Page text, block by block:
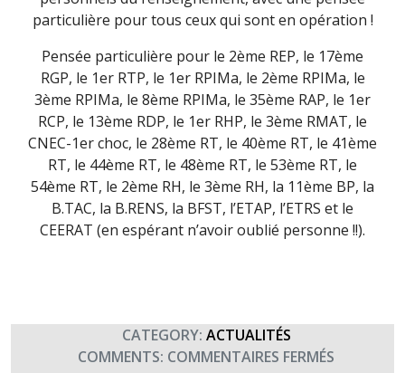
particulière pour tous ceux qui sont en opération !
Pensée particulière pour le 2ème REP, le 17ème
RGP, le 1er RTP, le 1er RPIMa, le 2ème RPIMa, le
3ème RPIMa, le 8ème RPIMa, le 35ème RAP, le 1er
RCP, le 13ème RDP, le 1er RHP, le 3ème RMAT, le
CNEC-1er choc, le 28ème RT, le 40ème RT, le 41ème
RT, le 44ème RT, le 48ème RT, le 53ème RT, le
54ème RT, le 2ème RH, le 3ème RH, la 11ème BP, la
B.TAC, la B.RENS, la BFST, l’ETAP, l’ETRS et le
CEERAT (en espérant n’avoir oublié personne !!).
CATEGORY: ACTUALITÉS
COMMENTS: COMMENTAIRES FERMÉS